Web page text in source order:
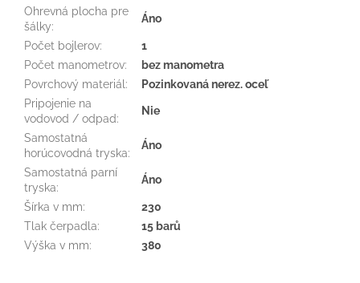
Ohrevná plocha pre
šálky:
Áno
Počet bojlerov:
1
Počet manometrov:
bez manometra
Povrchový materiál:
Pozinkovaná nerez. oceľ
Pripojenie na
vodovod / odpad:
Nie
Samostatná
horúcovodná tryska:
Áno
Samostatná parní
tryska:
Áno
Šírka v mm:
230
Tlak čerpadla:
15 barů
Výška v mm: 380